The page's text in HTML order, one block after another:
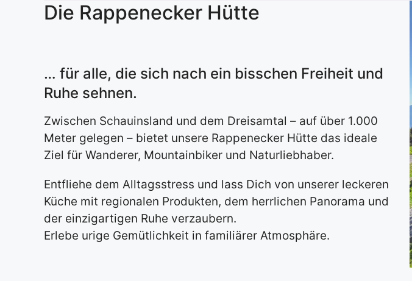
Die Rappenecker Hütte
… für alle, die sich nach ein bisschen Freiheit und
Ruhe sehnen.
Zwischen Schauinsland und dem Dreisamtal – auf über 1.000
Meter gelegen – bietet unsere Rappenecker Hütte das ideale
Ziel für Wanderer, Mountainbiker und Naturliebhaber.
Entfliehe dem Alltagsstress und lass Dich von unserer leckeren
Küche mit regionalen Produkten, dem herrlichen Panorama und
der einzigartigen Ruhe verzaubern.
Erlebe urige Gemütlichkeit in familiärer Atmosphäre.